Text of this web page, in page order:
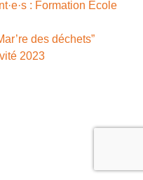
: Formation École
des déchets”
2023